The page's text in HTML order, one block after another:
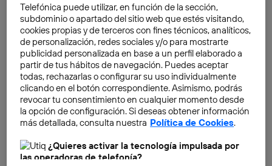
para detectar y destruir tumores cancérigenos.
Telefónica puede utilizar, en función de la sección,
subdominio o apartado del sitio web que estés visitando,
cookies propias y de terceros con fines técnicos, analíticos,
de personalización, redes sociales y/o para mostrarte
publicidad personalizada en base a un perfil elaborado a
partir de tus hábitos de navegación. Puedes aceptar
todas, rechazarlas o configurar su uso individualmente
clicando en el botón correspondiente. Asimismo, podrás
revocar tu consentimiento en cualquier momento desde
la opción de configuración. Si deseas obtener información
más detallada, consulta nuestra Política de Cookies.
¿Quieres activar la tecnología impulsada por
las operadoras de telefonía?